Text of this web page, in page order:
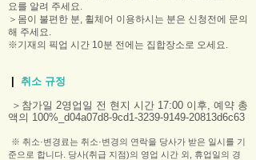
요를 알려 주세요.
＞몸이 불편한 분, 휠체어 이용하시는 분은 신청전에 문의
해 주세요.
※기재의 픽업 시간 10분 전에는 집합장소로 오세요.
취소 규정
＞참가일 2영업일 전 현지 시간 17:00 이후, 예약 총
액의 100%_d04a07d8-9cd1-3239-9149-20813d6c63
※ 취소·변경료는 취소·변경의 연락을 당사가 받은 일시를 기
준으로 합니다. 당사(취급 지점)의 영업 시간 외, 휴업일의 경